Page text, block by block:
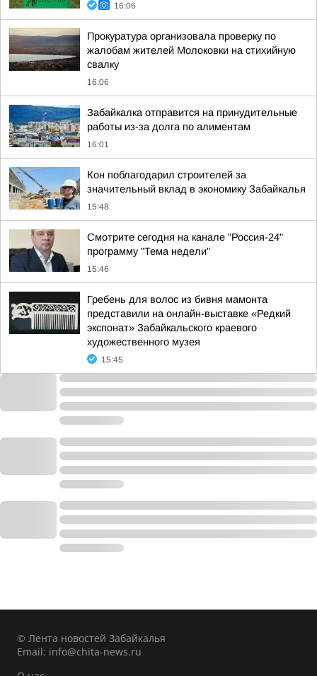
16:06
Прокуратура организовала проверку по
жалобам жителей Молоковки на стихийную
свалку
16:06
Забайкалка отправится на принудительные
работы из-за долга по алиментам
16:01
Кон поблагодарил строителей за
значительный вклад в экономику Забайкалья
15:48
Смотрите сегодня на канале "Россия-24"
программу "Тема недели"
15:46
Гребень для волос из бивня мамонта
представили на онлайн-выставке «Редкий
экспонат» Забайкальского краевого
художественного музея
15:45
© Лента новостей Забайкалья
Email: info@chita-news.ru